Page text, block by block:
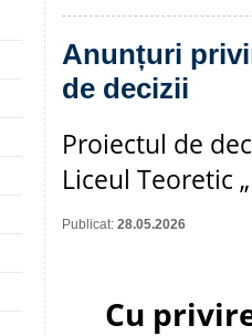
Anunțuri
de decizii
Proiectul de
Liceul Teoretic
Publicat: 28.05.2026
Cu